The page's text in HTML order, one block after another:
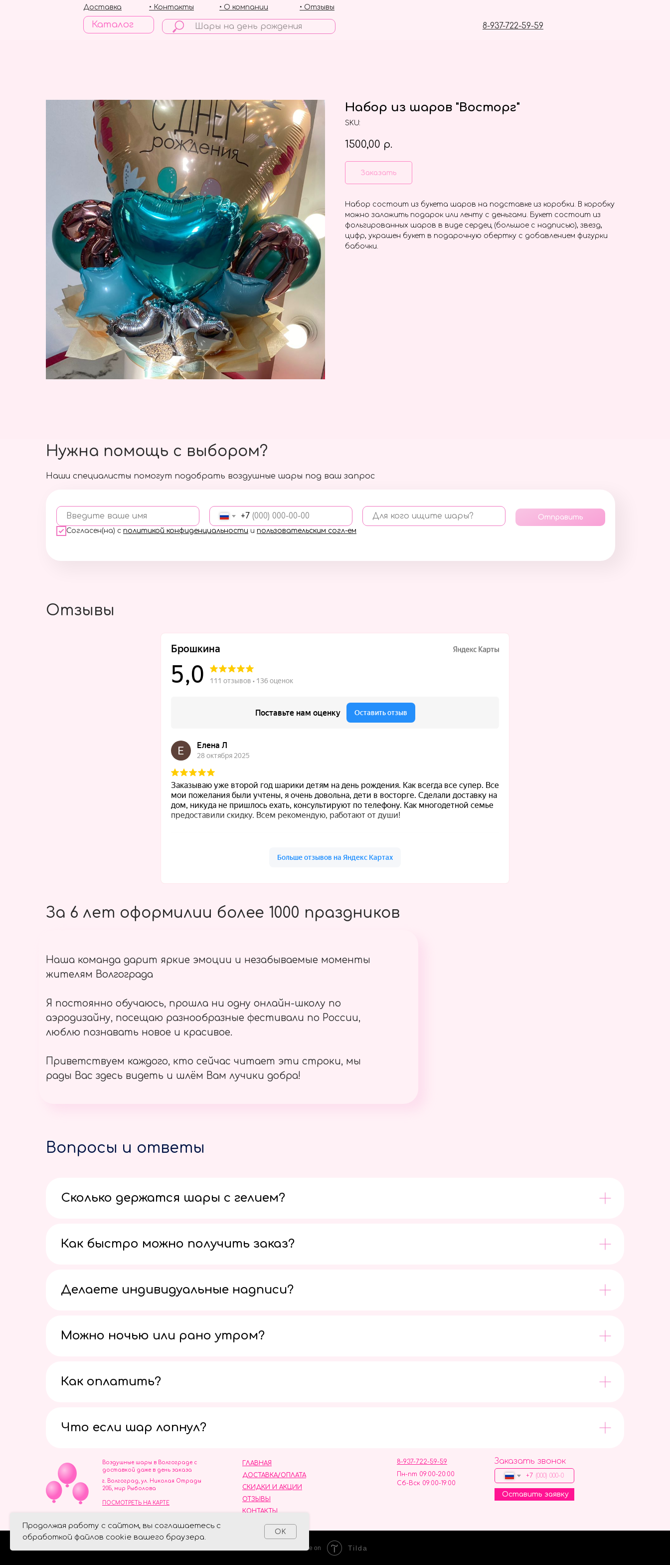
Каталог 8-937-722-59-59
• Отзывы
• О компании
• Контакты
Доставка
Набор из шаров "Восторг"
SKU:
1500,00 р.
Заказать
Набор состоит из букета шаров на подставке из коробки. В коробку
можно заложить подарок или ленту с деньгами. Букет состоит из
фольгированных шаров в виде сердец (большое с надписью), звезд,
цифр, украшен букет в подарочную обертку с добавлением фигурки
бабочки.
Наши специалисты помогут подобрать воздушные шары под ваш запрос
Введите ваше имя +7 Для кого ищите шары?
Согласен(на) с политикой конфиденциальности и пользовательским согл-ем
Отправить
Нужна помощь с выбором?
Продолжая работу с сайтом, вы соглашаетесь с
обработкой файлов cookie вашего браузера.
OK
Отзывы
За 6 лет оформилии более 1000 праздников
Наша команда дарит яркие эмоции и незабываемые моменты
жителям Волгограда
Я постоянно обучаюсь, прошла ни одну онлайн-школу по
аэродизайну, посещаю разнообразные фестивали по России,
люблю познавать новое и красивое.
Приветствуем каждого, кто сейчас читает эти строки, мы
рады Вас здесь видеть и шлём Вам лучики добра!
Вопросы и ответы
Сколько держатся шары с гелием?
Как быстро можно получить заказ?
Делаете индивидуальные надписи?
Можно ночью или рано утром?
Как оплатить?
Что если шар лопнул?
ОТЗЫВЫ
ГЛАВНАЯ
ДОСТАВКА/ОПЛАТА
СКИДКИ И АКЦИИ
КОНТАКТЫ
8-937-722-59-59
Пн-пт 09:00-20:00
Сб-Вск 09:00-19:00
Воздушные шары в Волгограде с
доставкой даже в день заказа
Заказать звонок
+7
Оставить заявку
г. Волгоград, ул. Николая Отрады
20Б, мир Рыболова
ПОСМОТРЕТЬ НА КАРТЕ
ИНН 344110093739
Политика обработки персональных данных
Made on Tilda